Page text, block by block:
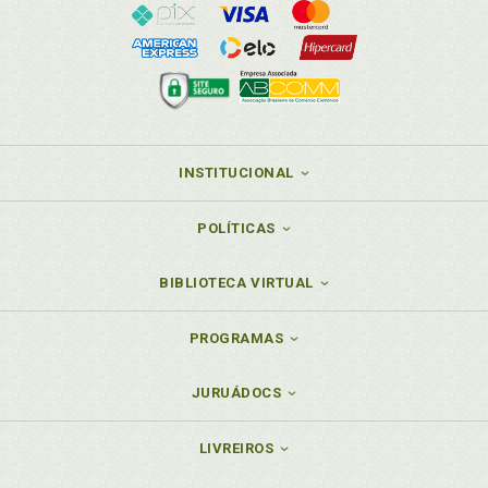
Máxima divulgação, p. 91
Monitoramento. Autoridade de monitoramento, p.
Movimento da Sociedade Civil, p. 50
N
Nota crítica, p. 198
Estados Americanos (OEA), p. 30
Ônus da prova. Segunda consequência: o ônus da
prova em caso de limi-tação ao direito de acesso a
INSTITUCIONAL
POLÍTICAS
BIBLIOTECA VIRTUAL
PROGRAMAS
JURUÁDOCS
LIVREIROS